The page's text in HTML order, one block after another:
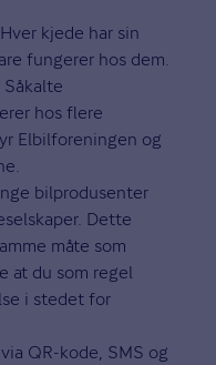
kjede har sin
fungerer hos dem.
hos flere
Elbilforeningen og
bilprodusenter
Dette
måte som
at du som regel
i stedet for
QR-kode, SMS og